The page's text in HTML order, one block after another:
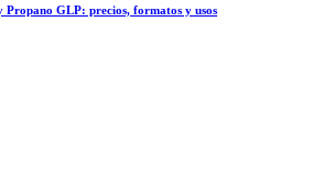
Propano GLP: precios, formatos y usos